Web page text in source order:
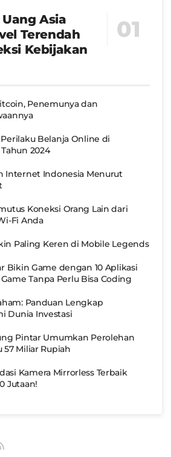
Asia
Terendah
Kebijakan
Penemunya dan
Belanja Online di
2024
Internet Indonesia Menurut
Koneksi Orang Lain dari
Fi Anda
Paling Keren di Mobile Legends
Bikin Game dengan 10 Aplikasi
Tanpa Perlu Bisa Coding
Panduan Lengkap
Dunia Investasi
Pintar Umumkan Perolehan
57 Miliar Rupiah
Kamera Mirrorless Terbaik
Jutaan!